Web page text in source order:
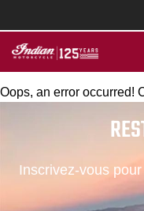
Oops, an error occurred!
Inscrivez-vous